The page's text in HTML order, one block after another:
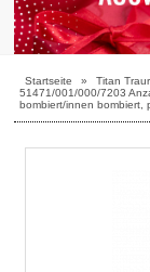
Startseite » Titan
51471/001/000/7203
bombiert/innen bombiert,